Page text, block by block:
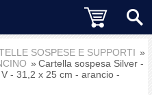
SOSPESE E SUPPORTI
Cartella sospesa Silver -
- 31,2 x 25 cm - arancio -